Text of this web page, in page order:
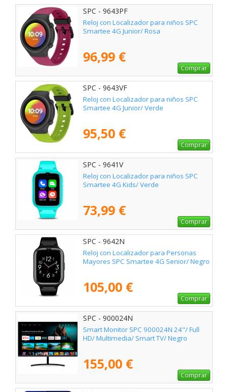
SPC - 9643PF
Reloj con Localizador para niños SPC
Smartee 4G Junior/ Rosa
96,99 €
Comprar
SPC - 9643VF
Reloj con Localizador para niños SPC
Smartee 4G Junior/ Verde
95,50 €
Comprar
SPC - 9641V
Reloj con Localizador para niños SPC
Smartee 4G Kids/ Verde
73,99 €
Comprar
SPC - 9642N
Reloj con Localizador para Personas
Mayores SPC Smartee 4G Senior/ Negro
105,00 €
Comprar
SPC - 900024N
Smart Monitor SPC 900024N 24"/ Full
HD/ Multimedia/ Smart TV/ Negro
155,00 €
Comprar